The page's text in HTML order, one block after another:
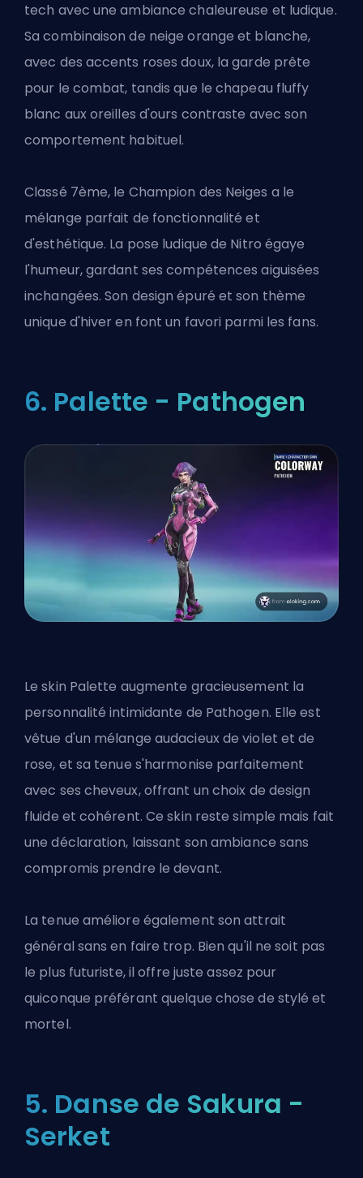
tech avec une ambiance chaleureuse et ludique.
Sa combinaison de neige orange et blanche,
avec des accents roses doux, la garde prête
pour le combat, tandis que le chapeau fluffy
blanc aux oreilles d'ours contraste avec son
comportement habituel.
Classé 7ème, le Champion des Neiges a le
mélange parfait de fonctionnalité et
d'esthétique. La pose ludique de Nitro égaye
l'humeur, gardant ses compétences aiguisées
inchangées. Son design épuré et son thème
unique d'hiver en font un favori parmi les fans.
6. Palette - Pathogen
Le skin Palette augmente gracieusement la
personnalité intimidante de Pathogen. Elle est
vêtue d'un mélange audacieux de violet et de
rose, et sa tenue s'harmonise parfaitement
avec ses cheveux, offrant un choix de design
fluide et cohérent. Ce skin reste simple mais fait
une déclaration, laissant son ambiance sans
compromis prendre le devant.
La tenue améliore également son attrait
général sans en faire trop. Bien qu'il ne soit pas
le plus futuriste, il offre juste assez pour
quiconque préférant quelque chose de stylé et
mortel.
5. Danse de Sakura -
Serket